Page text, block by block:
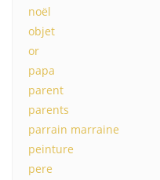
noël
objet
or
papa
parent
parents
parrain marraine
peinture
pere